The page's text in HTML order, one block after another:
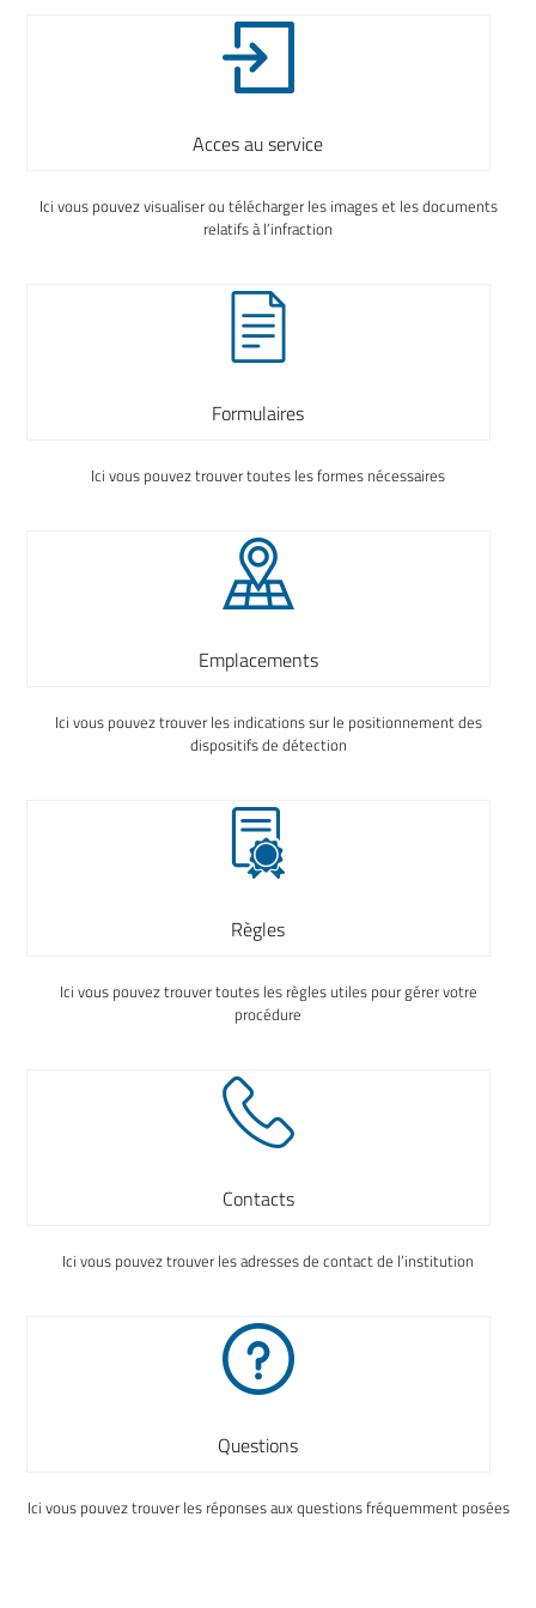
Acces au service
Ici vous pouvez visualiser ou télécharger les images et les documents
relatifs à l’infraction
Formulaires
Ici vous pouvez trouver toutes les formes nécessaires
Emplacements
Ici vous pouvez trouver les indications sur le positionnement des
dispositifs de détection
Règles
Ici vous pouvez trouver toutes les règles utiles pour gérer votre
procédure
Contacts
Ici vous pouvez trouver les adresses de contact de l’institution
Questions
Ici vous pouvez trouver les réponses aux questions fréquemment posées